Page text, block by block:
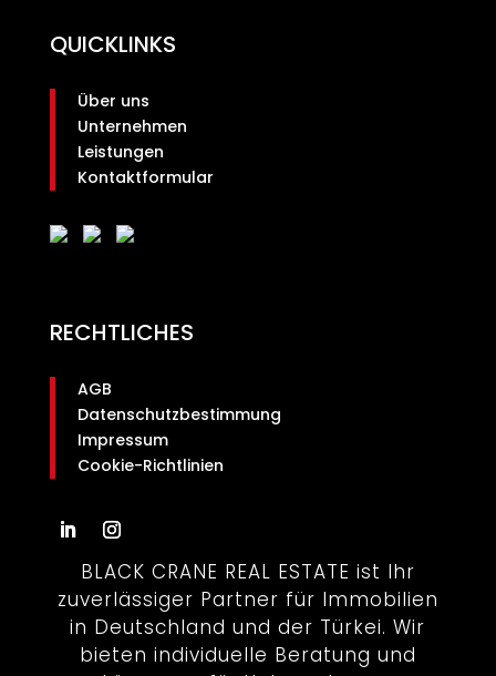
QUICKLINKS
Über uns
Unternehmen
Leistungen
Kontaktformular
RECHTLICHES
AGB
Datenschutzbestimmung
Impressum
Cookie-Richtlinien
BLACK CRANE REAL ESTATE ist Ihr
zuverlässiger Partner für Immobilien
in Deutschland und der Türkei. Wir
bieten individuelle Beratung und